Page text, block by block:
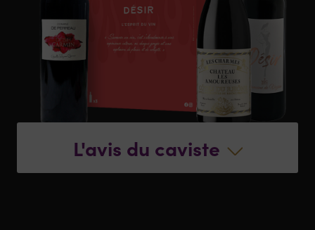
L'avis du caviste